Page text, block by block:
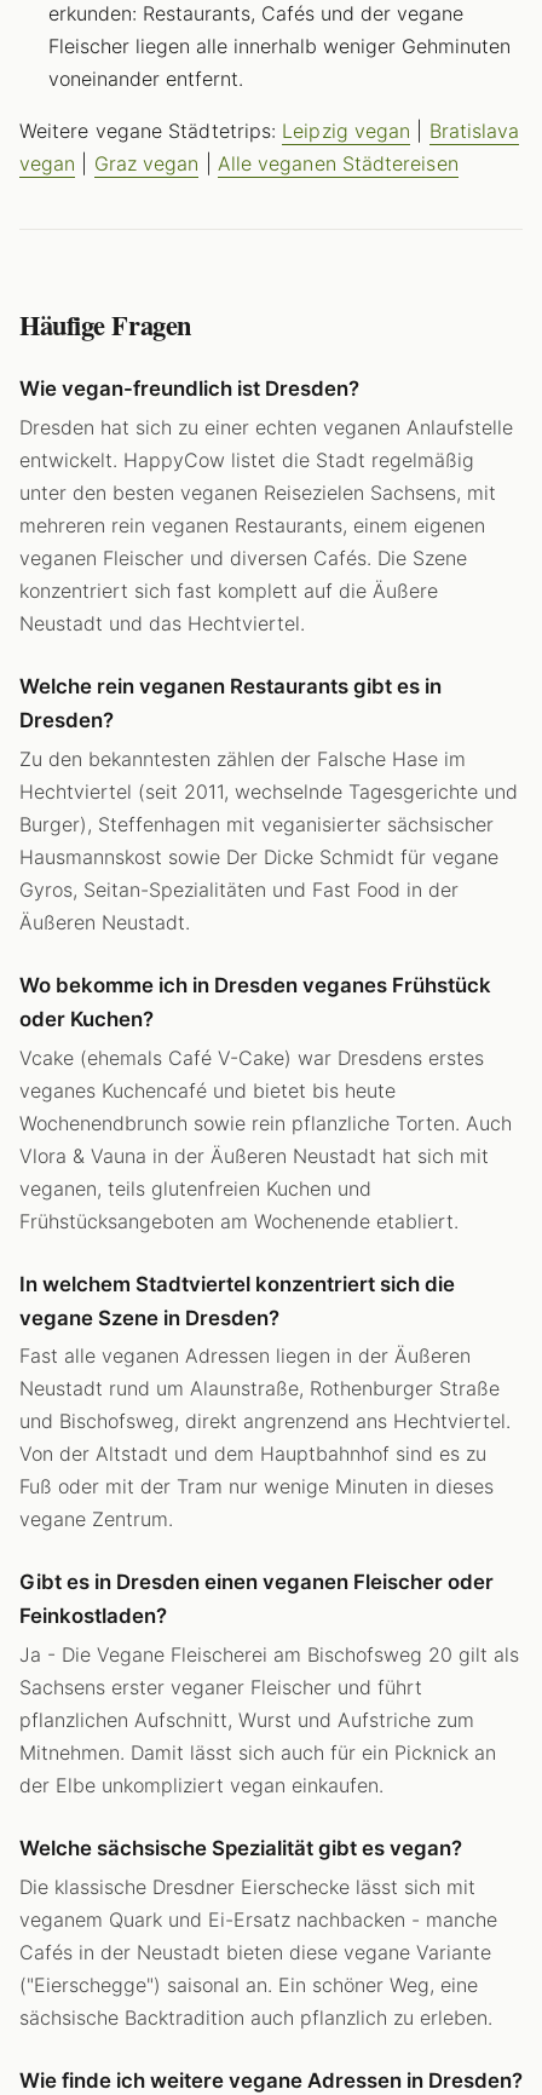
erkunden: Restaurants, Cafés und der vegane
Fleischer liegen alle innerhalb weniger Gehminuten
voneinander entfernt.
Weitere vegane Städtetrips: Leipzig vegan
Bratislava
vegan
Graz vegan Alle veganen Städtereisen
Häufige Fragen
Wie vegan-freundlich ist Dresden?
Dresden hat sich zu einer echten veganen Anlaufstelle
entwickelt. HappyCow listet die Stadt regelmäßig
unter den besten veganen Reisezielen Sachsens, mit
mehreren rein veganen Restaurants, einem eigenen
veganen Fleischer und diversen Cafés. Die Szene
konzentriert sich fast komplett auf die Äußere
Neustadt und das Hechtviertel.
Welche rein veganen Restaurants gibt es in
Dresden?
Zu den bekanntesten zählen der Falsche Hase im
Hechtviertel (seit 2011, wechselnde Tagesgerichte und
Burger), Steffenhagen mit veganisierter sächsischer
Hausmannskost sowie Der Dicke Schmidt für vegane
Gyros, Seitan-Spezialitäten und Fast Food in der
Äußeren Neustadt.
Wo bekomme ich in Dresden veganes Frühstück
oder Kuchen?
Vcake (ehemals Café V-Cake) war Dresdens erstes
veganes Kuchencafé und bietet bis heute
Wochenendbrunch sowie rein pflanzliche Torten. Auch
Vlora & Vauna in der Äußeren Neustadt hat sich mit
veganen, teils glutenfreien Kuchen und
Frühstücksangeboten am Wochenende etabliert.
In welchem Stadtviertel konzentriert sich die
vegane Szene in Dresden?
Fast alle veganen Adressen liegen in der Äußeren
Neustadt rund um Alaunstraße, Rothenburger Straße
und Bischofsweg, direkt angrenzend ans Hechtviertel.
Von der Altstadt und dem Hauptbahnhof sind es zu
Fuß oder mit der Tram nur wenige Minuten in dieses
vegane Zentrum.
Gibt es in Dresden einen veganen Fleischer oder
Feinkostladen?
Ja - Die Vegane Fleischerei am Bischofsweg 20 gilt als
Sachsens erster veganer Fleischer und führt
pflanzlichen Aufschnitt, Wurst und Aufstriche zum
Mitnehmen. Damit lässt sich auch für ein Picknick an
der Elbe unkompliziert vegan einkaufen.
Welche sächsische Spezialität gibt es vegan?
Die klassische Dresdner Eierschecke lässt sich mit
veganem Quark und Ei-Ersatz nachbacken - manche
Cafés in der Neustadt bieten diese vegane Variante
("Eierschegge") saisonal an. Ein schöner Weg, eine
sächsische Backtradition auch pflanzlich zu erleben.
Wie finde ich weitere vegane Adressen in Dresden?